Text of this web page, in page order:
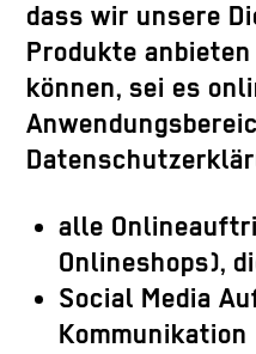
dass wir unsere
Produkte
können, sei es
alle
Onlineshops),
Social Media
Kommunikation